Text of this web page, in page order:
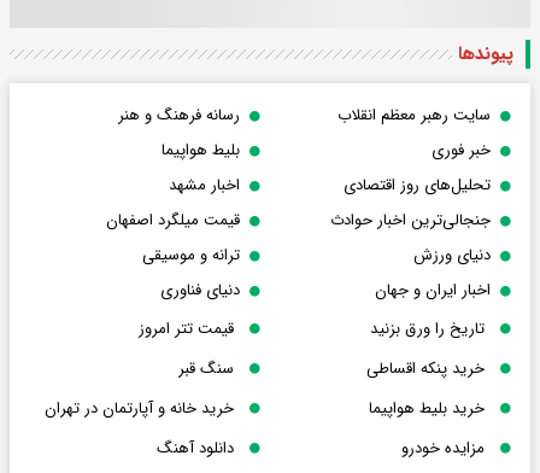
پیوندها
سایت رهبر معظم انقلاب
رسانه فرهنگ و هنر
خبر فوری
بلیط هواپیما
تحلیل‌های روز اقتصادی
اخبار مشهد
جنجالی‌ترین اخبار حوادث
قیمت میلگرد اصفهان
دنیای ورزش
ترانه و موسیقی
اخبار ایران و جهان
دنیای فناوری
تاریخ را ورق بزنید
قیمت تتر امروز
خرید پنکه اقساطی
سنگ قبر
خرید بلیط هواپیما
خرید خانه و آپارتمان در تهران
مزایده خودرو
دانلود آهنگ